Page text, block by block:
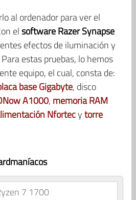
al ordenador para ver el
elsoftware Razer Synapse
efectos de iluminación y
estas pruebas, lo hemos
equipo, el cual, consta de:
base Gigabyte, disco
A1000, memoria RAM
Nfortecytorre
7 1700